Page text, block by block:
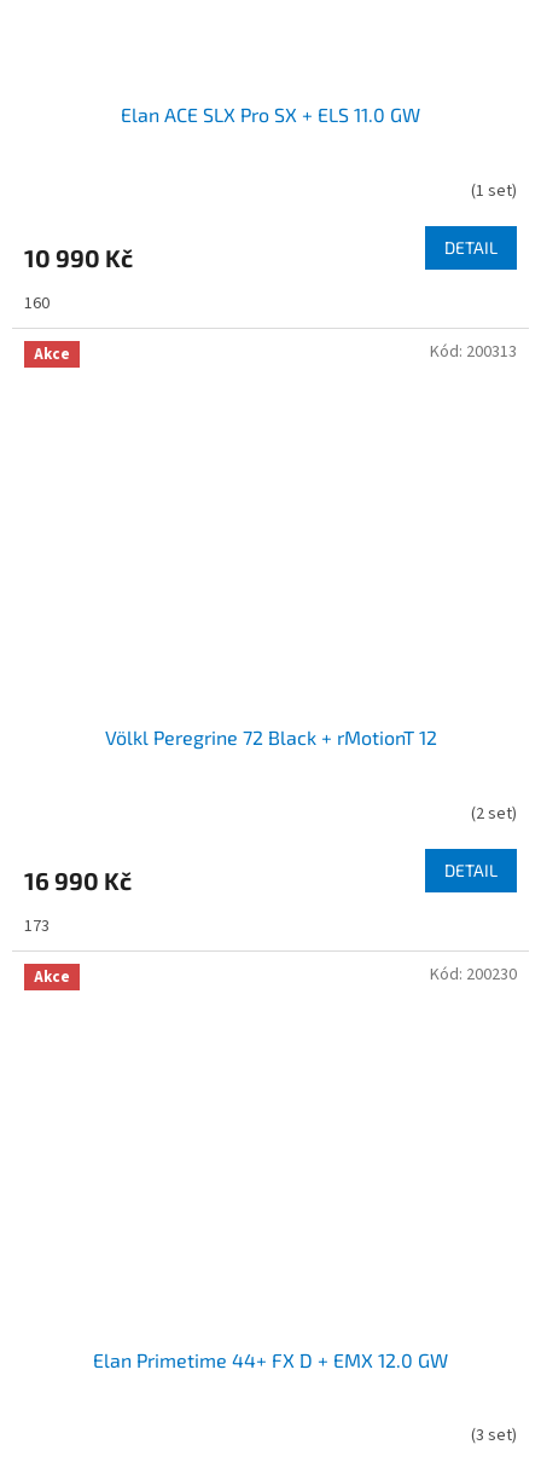
Elan ACE SLX Pro SX + ELS 11.0 GW
(1 set)
10 990 Kč DETAIL
160
Akce
Völkl Peregrine 72 Black + rMotionT 12
(2 set)
16 990 Kč DETAIL
173
Kód: 200313
Akce
Elan Primetime 44+ FX D + EMX 12.0 GW
(3 set)
Kód: 200230